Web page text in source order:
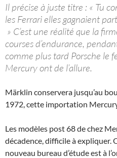
Il précise à juste titre : « Tu
les Ferrari elles gagnaient
» C’est une réalité que la
courses d’endurance,
comme plus tard Porsche le
Mercury ont de l’allure.
Märklin conservera jusqu’au
1972, cette importation
Les modèles post 68 de chez
décadence, difficile à expliquer.
nouveau bureau d’étude est à